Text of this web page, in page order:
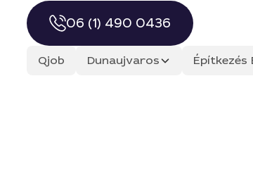
06 (1) 490 0436
Qjob Dunaujvaros Építkezés